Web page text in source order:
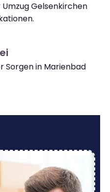
Gelsenkirchen
Sorgen in Marienbad